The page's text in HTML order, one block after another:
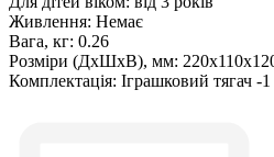
Живлення: Немає
Вага, кг: 0.26
Розміри (ДxШxВ), мм:
Комплектація: Іграшковий тягач -